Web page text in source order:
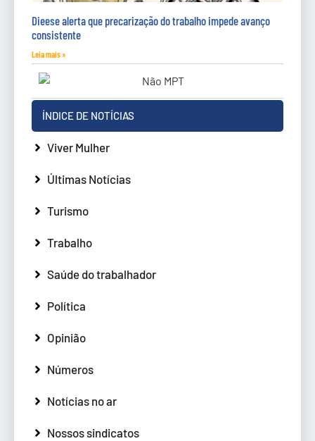
Dieese alerta que precarização do trabalho impede avanço
consistente
Leia mais »
ÍNDICE DE NOTÍCIAS
Viver Mulher
Últimas Notícias
Turismo
Trabalho
Saúde do trabalhador
Política
Opinião
Números
Notícias no ar
Nossos sindicatos